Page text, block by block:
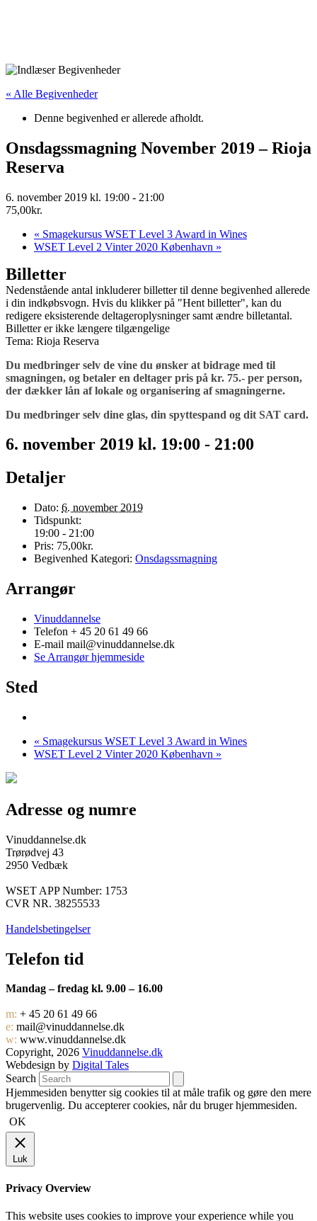
« Alle Begivenheder
Denne begivenhed er allerede afholdt.
Onsdagssmagning November 2019 – Rioja
Reserva
6. november 2019 kl. 19:00 - 21:00
75,00kr.
« Smagekursus WSET Level 3 Award in Wines
WSET Level 2 Vinter 2020 København »
Billetter
Nedenstående antal inkluderer billetter til denne begivenhed allerede
i din indkøbsvogn. Hvis du klikker på "Hent billetter", kan du
redigere eksisterende deltageroplysninger samt ændre billetantal.
Billetter er ikke længere tilgængelige
Tema: Rioja Reserva
Du medbringer selv de vine du ønsker at bidrage med til
smagningen, og betaler en deltager pris på kr. 75.- per person,
der dækker lån af lokale og organisering af smagningerne.
Du medbringer selv dine glas, din spyttespand og dit SAT card.
6. november 2019 kl. 19:00 - 21:00
Detaljer
Dato: 6. november 2019
Tidspunkt:
19:00 - 21:00
Pris: 75,00kr.
Begivenhed Kategori: Onsdagssmagning
Arrangør
Vinuddannelse
Telefon + 45 20 61 49 66
E-mail mail@vinuddannelse.dk
Se Arrangør hjemmeside
Sted
« Smagekursus WSET Level 3 Award in Wines
WSET Level 2 Vinter 2020 København »
Adresse og numre
Vinuddannelse.dk
Trørødvej 43
2950 Vedbæk
WSET APP Number: 1753
CVR NR. 38255533
Handelsbetingelser
Telefon tid
Mandag – fredag kl. 9.00 – 16.00
m: + 45 20 61 49 66
e: mail@vinuddannelse.dk
w: www.vinuddannelse.dk
Copyright, 2026 Vinuddannelse.dk
Webdesign by Digital Tales
Search
Hjemmesiden benytter sig cookies til at måle trafik og gøre den mere
brugervenlig. Du accepterer cookies, når du bruger hjemmesiden.
OK
Luk
Privacy Overview
This website uses cookies to improve your experience while you